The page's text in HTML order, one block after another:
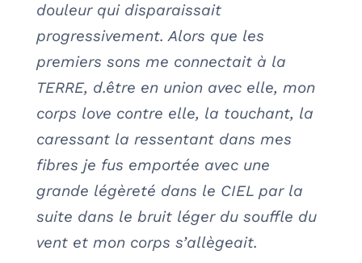
douleur qui disparaissait
progressivement. Alors que les
premiers sons me connectait à la
TERRE, d.être en union avec elle, mon
corps love contre elle, la touchant, la
caressant la ressentant dans mes
fibres je fus emportée avec une
grande légèreté dans le CIEL par la
suite dans le bruit léger du souffle du
vent et mon corps s’allègeait.